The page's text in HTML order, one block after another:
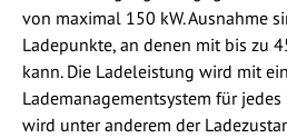
von maximal 150 kW. Ausnahme
Ladepunkte, an denen mit bis zu
kann. Die Ladeleistung wird mit
Lademanagementsystem für
wird unter anderem der